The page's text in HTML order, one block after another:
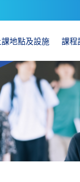
課地點及設施 課程